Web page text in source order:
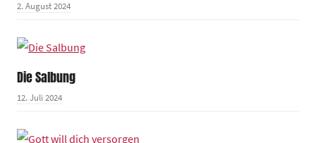
2. August 2024
Die Salbung
12. Juli 2024